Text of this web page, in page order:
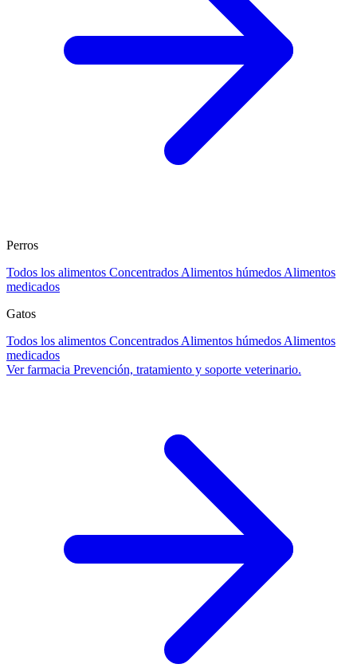
Perros
Todos los alimentos Concentrados Alimentos húmedos Alimentos
medicados
Gatos
Todos los alimentos Concentrados Alimentos húmedos Alimentos
medicados
Ver farmacia Prevención, tratamiento y soporte veterinario.